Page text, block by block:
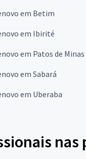
em Betim
em Ibirité
em Patos de Minas
em Sabará
em Uberaba
nas